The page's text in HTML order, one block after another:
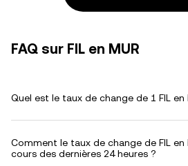
FAQ sur FIL en MUR
Quel est le taux de change de 1 FIL en
Comment le taux de change de FIL en
cours des dernières 24 heures ?